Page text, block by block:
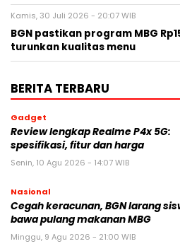
Kamis, 30 Juli 2026 - 20:07 WIB
BGN pastikan program MBG
turunkan kualitas menu
BERITA TERBARU
Gadget
Review lengkap Realme P4x 5G:
spesifikasi, fitur dan harga
Senin, 10 Agu 2026 - 14:07 WIB
Nasional
Cegah keracunan, BGN larang
bawa pulang makanan MBG
Minggu, 9 Agu 2026 - 21:00 WIB